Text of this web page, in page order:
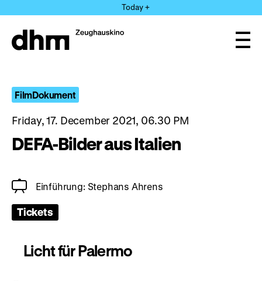
directly
the
Today +
FilmDokument
Friday, 17. December 2021, 06.30 PM
DEFA-Bilder aus Italien
Einführung: Stephans Ahrens
Tickets
Licht für Palermo